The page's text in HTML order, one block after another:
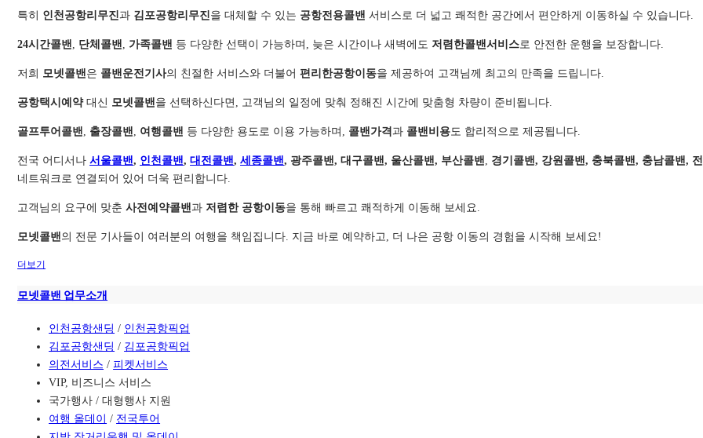
특히 인천공항리무진과 김포공항리무진 을 대체할 수 있는 공항전용콜밴 서비스로 더 넓고 쾌적한 공간에서 편안하게 이동하실 수 있습니다.
24시간콜밴 단체콜밴 가족콜밴 등 다양한 선택이 가능하며, 늦은 시간이나 새벽에도 저렴한콜밴서비스로 안전한 운행을 보장합니다.
저희 모넷콜밴 은 콜밴운전기사의 친절한 서비스와 더불어편리한공항이동을 제공하여 고객님께 최고의 만족을 드립니다.
공항택시예약대신 모넷콜밴 을 선택하신다면, 고객님의 일정에 맞춰 정해진 시간에 맞춤형 차량이 준비됩니다.
골프투어콜밴 출장콜밴 여행콜밴 등 다양한 용도로 이용 가능하며, 콜밴가격과 콜밴비용도 합리적으로 제공됩니다.
전국 어디서나서울콜밴, 인천콜밴,대전콜밴,세종콜밴, 광주콜밴, 대구콜밴, 울산콜밴, 부산콜밴 경기콜밴, 강원콜밴, 충북콜밴, 충남콜밴,
네트워크로 연결되어 있어 더욱 편리합니다.
고객님의 요구에 맞춘사전예약콜밴과 저렴한 공항이동을 통해 빠르고 쾌적하게 이동해 보세요.
모넷콜밴 의 전문 기사들이 여러분의 여행을 책임집니다. 지금 바로 예약하고, 더 나은 공항 이동의 경험을 시작해 보세요!
더보기
모넷콜밴 업무소개
인천공항샌딩 / 인천공항픽업
김포공항샌딩 / 김포공항픽업
의전서비스 /피켓서비스
VIP, 비즈니스 서비스
국가행사 / 대형행사 지원
여행 올데이 / 전국투어